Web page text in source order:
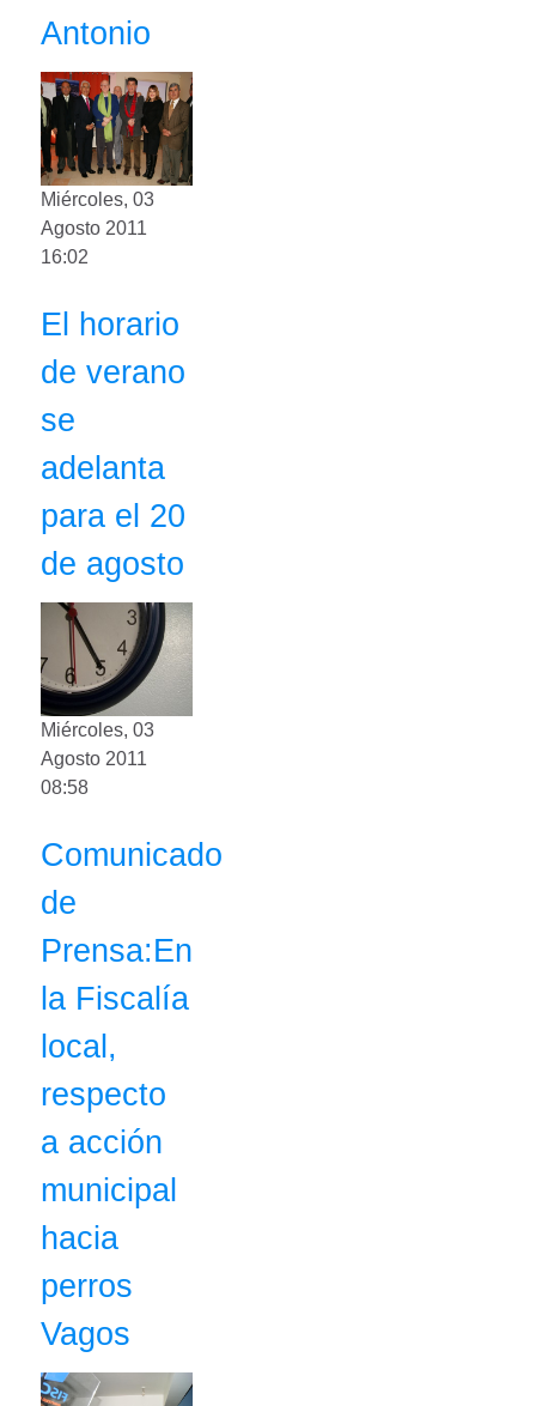
Antonio
Miércoles, 03
Agosto 2011
16:02
El horario
de verano
se
adelanta
para el 20
de agosto
Miércoles, 03
Agosto 2011
08:58
Comunicado
de
Prensa:En
la Fiscalía
local,
respecto
a acción
municipal
hacia
perros
Vagos